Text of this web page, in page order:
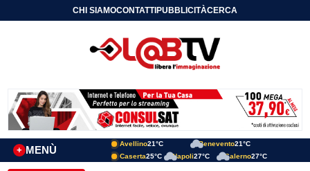
CHI SIAMOCONTATTIPUBBLICITÀCERCA
MENÙ
+
Avellino21°C Benevento21°C
Caserta25°C Napoli27°C Salerno27°C